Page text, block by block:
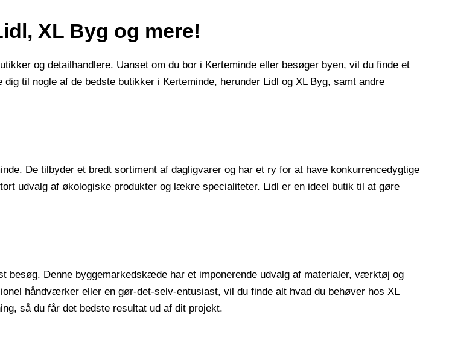
XL Byg og mere!
og detailhandlere. Uanset om du bor i Kerteminde eller besøger byen, vil du finde et
til nogle af de bedste butikker i Kerteminde, herunder Lidl og XL Byg, samt andre
De tilbyder et bredt sortiment af dagligvarer og har et ry for at have konkurrencedygtige
udvalg af økologiske produkter og lækre specialiteter. Lidl er en ideel butik til at gøre
besøg. Denne byggemarkedskæde har et imponerende udvalg af materialer, værktøj og
håndværker eller en gør-det-selv-entusiast, vil du finde alt hvad du behøver hos XL
så du får det bedste resultat ud af dit projekt.